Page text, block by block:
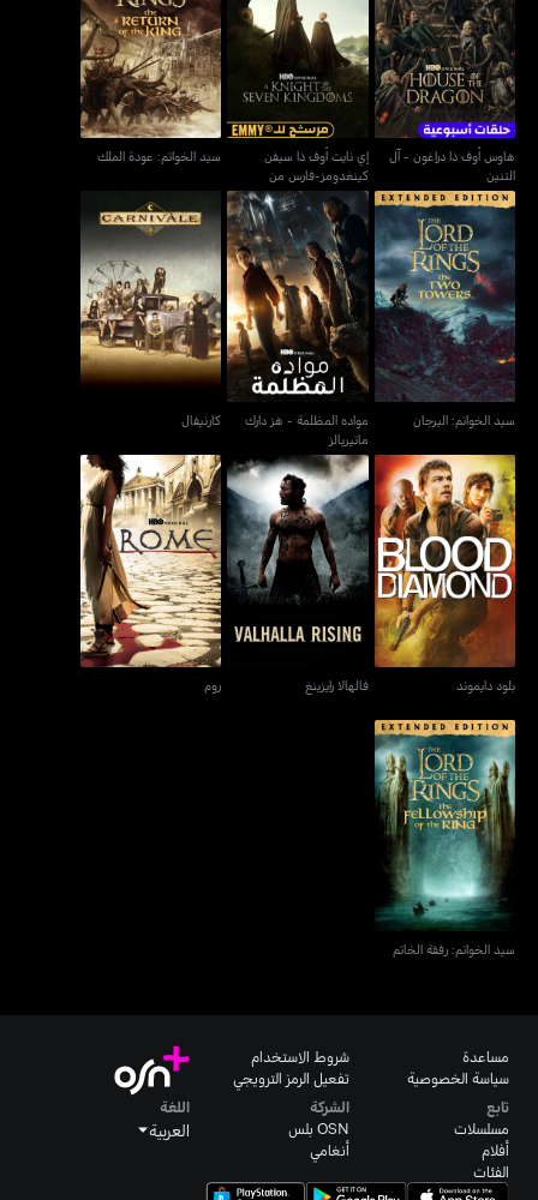
هاوس أوف ذا دراغون - آل
التنين
هاوس أوف ذا دراغون - آل
التنين
إي نايت أوف ذا سيفن
كينغدومز-فارس من
الممالك السبع
إي نايت أوف ذا سيفن
كينغدومز-فارس من
الممالك السبع
سيد الخواتم: عودة الملك
سيد الخواتم: عودة الملك
سيد الخواتم: البرجان
سيد الخواتم: البرجان
مواده المظلمة - هز دارك
ماتيريالز
مواده المظلمة - هز دارك
ماتيريالز
كارنيفال
كارنيفال
بلود دايموند
بلود دايموند
فالهالا رايزينغ
فالهالا رايزينغ
روم
روم
سيد الخواتم: رفقة الخاتم
سيد الخواتم: رفقة الخاتم
مساعدة
سياسة الخصوصية
شروط الاستخدام
تفعيل الرمز الترويجي
تابع
مسلسلات
أفلام
الفئات
الشركة
OSN بلس
أنغامي
اللغة
العربية